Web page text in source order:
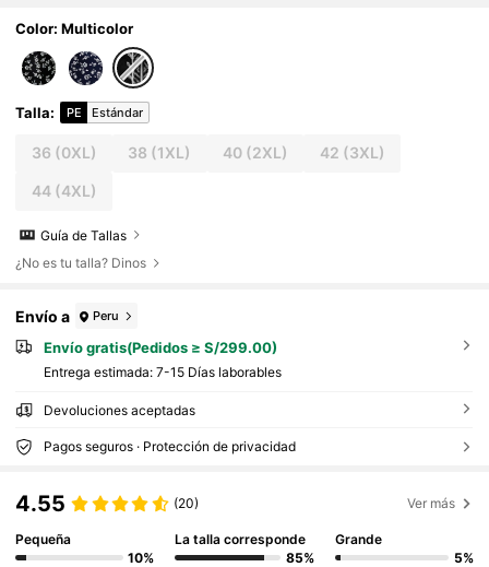
Color: Multicolor
Talla: PE Estándar
36 (0XL) 38 (1XL) 40(2XL) 42 (3XL)
44(4XL)
Guía de Tallas
¿No es tu talla? Dinos
Envío a Peru
Envío gratis(Pedidos ≥ S/299.00)
Entrega estimada: 7-15 Días laborables
Devoluciones aceptadas
Pagos seguros · Protección de privacidad
4.55 (20) Ver más
Pequeña
10%
La talla corresponde
85%
Grande
5%